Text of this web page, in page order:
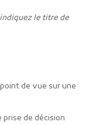
le titre de
de vue sur une
prise de décision